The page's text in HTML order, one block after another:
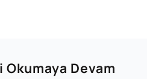
Devam